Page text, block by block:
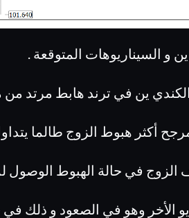
و السيناريوهات المتوقعة .
ين في ترند هابط مرتد
أكثر هبوط الزوج طالما
الزوج في حالة الهبوط الوصول
الأخر وهو في الصعود و ذلك في